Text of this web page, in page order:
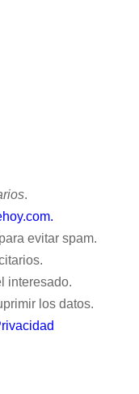
.
evitar spam.
interesado.
los datos.